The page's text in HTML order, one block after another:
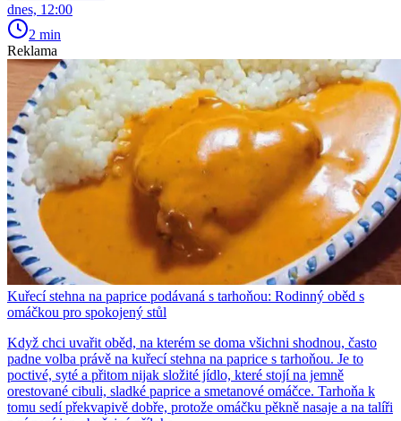
dnes, 12:00
2 min
Reklama
Kuřecí stehna na paprice podávaná s tarhoňou: Rodinný oběd s
omáčkou pro spokojený stůl
Když chci uvařit oběd, na kterém se doma všichni shodnou, často
padne volba právě na kuřecí stehna na paprice s tarhoňou. Je to
poctivé, syté a přitom nijak složité jídlo, které stojí na jemně
orestované cibuli, sladké paprice a smetanové omáčce. Tarhoňa k
tomu sedí překvapivě dobře, protože omáčku pěkně nasaje a na talíři